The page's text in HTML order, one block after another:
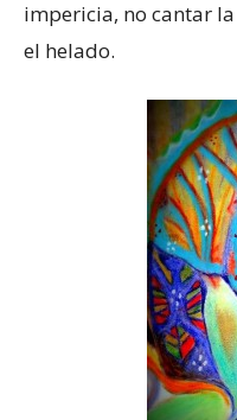
impericia, no cantar
el helado.